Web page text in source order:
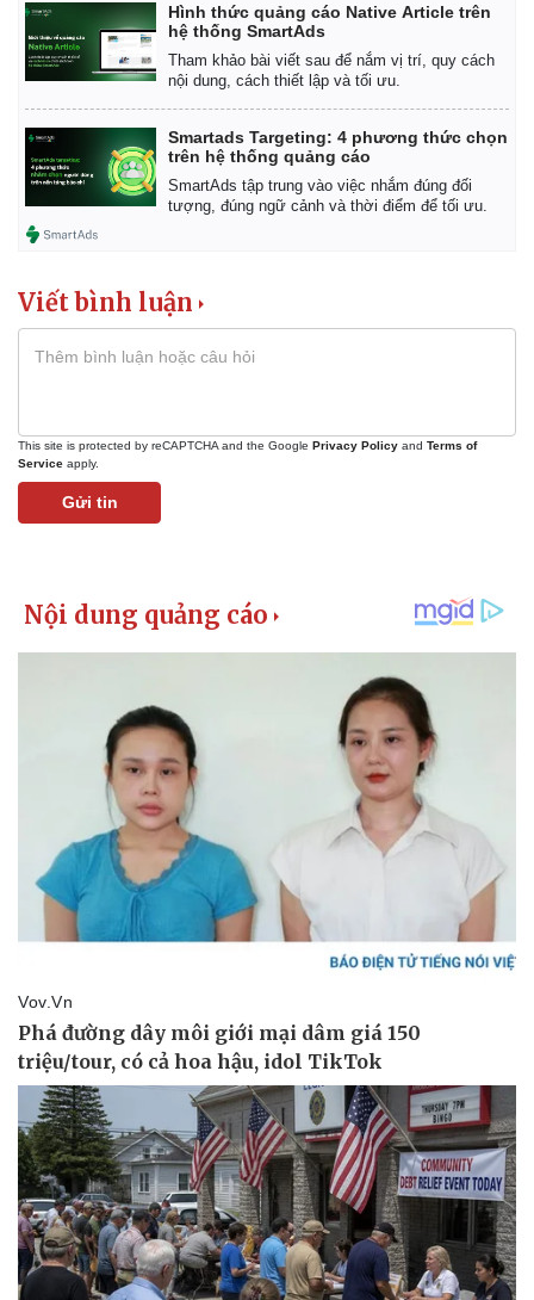
Kinh tế
Tiêu dùng
Chứng khoán
Giá cà phê
Hình thức quảng cáo Native Article trên
hệ thống SmartAds
Tham khảo bài viết sau để nắm vị trí, quy cách
nội dung, cách thiết lập và tối ưu.
Smartads Targeting: 4 phương thức chọn
trên hệ thống quảng cáo
SmartAds tập trung vào việc nhắm đúng đối
tượng, đúng ngữ cảnh và thời điểm để tối ưu.
Viết bình luận
This site is protected by reCAPTCHA and the Google Privacy Policy and Terms of
Service apply.
Gửi tin